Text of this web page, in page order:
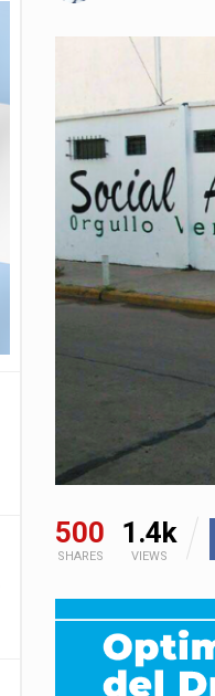
500
SHARES
1.4k
VIEWS